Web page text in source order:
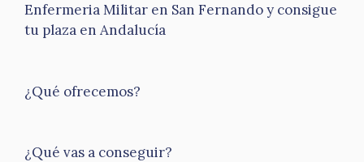
Enfermeria Militar en San Fernando y consigue
tu plaza en Andalucía
¿Qué ofrecemos?
¿Qué vas a conseguir?